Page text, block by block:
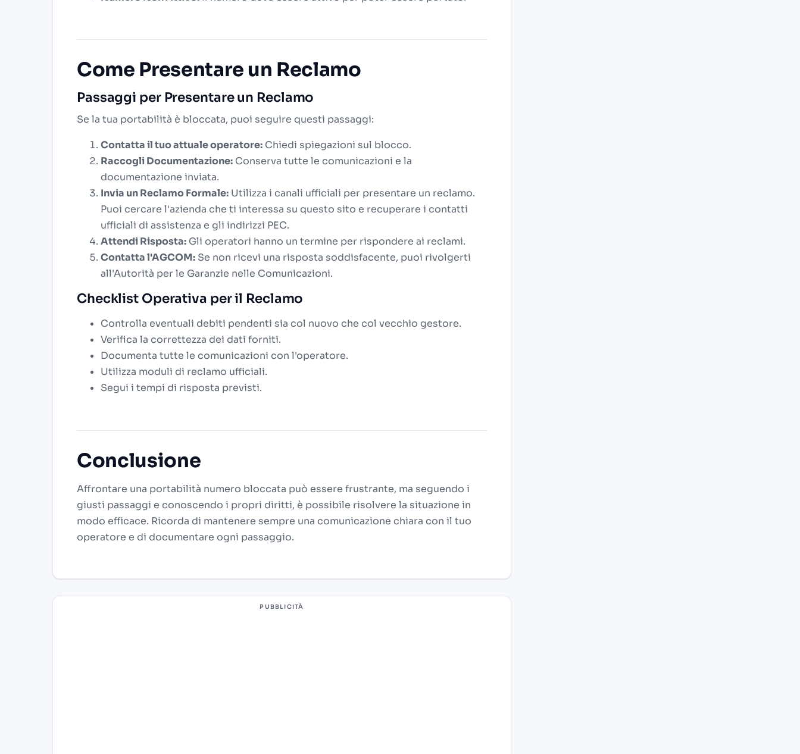
Come Presentare un Reclamo
Passaggi per Presentare un Reclamo
Se la tua portabilità è bloccata, puoi seguire questi passaggi:
Contatta il tuo attuale operatore: Chiedi spiegazioni sul blocco.
Raccogli Documentazione: Conserva tutte le comunicazioni e la
documentazione inviata.
Invia un Reclamo Formale: Utilizza i canali ufficiali per presentare un reclamo.
Puoi cercare l'azienda che ti interessa su questo sito e recuperare i contatti
ufficiali di assistenza e gli indirizzi PEC.
Attendi Risposta: Gli operatori hanno un termine per rispondere ai reclami.
Contatta l'AGCOM: Se non ricevi una risposta soddisfacente, puoi rivolgerti
all'Autorità per le Garanzie nelle Comunicazioni.
Checklist Operativa per il Reclamo
Controlla eventuali debiti pendenti sia col nuovo che col vecchio gestore.
Verifica la correttezza dei dati forniti.
Documenta tutte le comunicazioni con l'operatore.
Utilizza moduli di reclamo ufficiali.
Segui i tempi di risposta previsti.
Conclusione
Affrontare una portabilità numero bloccata può essere frustrante, ma seguendo i
giusti passaggi e conoscendo i propri diritti, è possibile risolvere la situazione in
modo efficace. Ricorda di mantenere sempre una comunicazione chiara con il tuo
operatore e di documentare ogni passaggio.
PUBBLICITÀ